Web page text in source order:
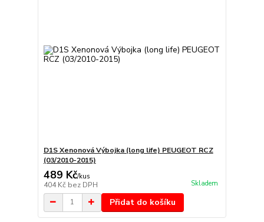
D1S Xenonová Výbojka (long life) PEUGEOT RCZ
(03/2010-2015)
489 Kč/kus
404 Kč bez DPH Skladem
Přidat do košíku